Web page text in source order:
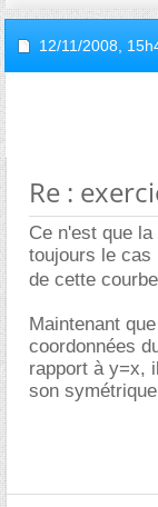
12/11/2008,
Re :
Ce n'est que
toujours le cas
de cette courbe
Maintenant
coordonnées
rapport à y=x,
son